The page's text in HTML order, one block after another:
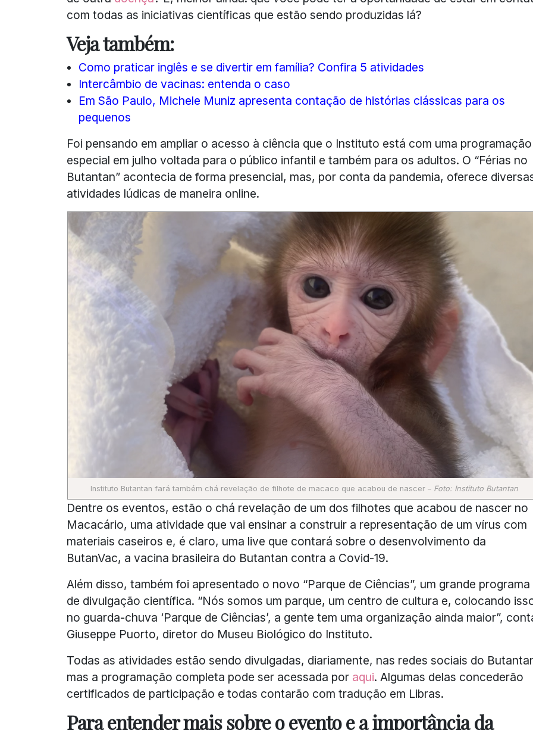
com todas as iniciativas científicas que estão sendo produzidas lá?
Veja também:
Como praticar inglês e se divertir em família? Confira 5 atividades
Intercâmbio de vacinas: entenda o caso
Em São Paulo, Michele Muniz apresenta contação de histórias clássicas para os
pequenos
Foi pensando em ampliar o acesso à ciência que o Instituto está com uma programação
especial em julho voltada para o público infantil e também para os adultos. O “Férias no
Butantan” acontecia de forma presencial, mas, por conta da pandemia, oferece
atividades lúdicas de maneira online.
Instituto Butantan fará também chá revelação de filhote de macaco que acabou de nascer – Foto: Instituto Butantan
Dentre os eventos, estão o chá revelação de um dos filhotes que acabou de nascer no
Macacário, uma atividade que vai ensinar a construir a representação de um vírus com
materiais caseiros e, é claro, uma live que contará sobre o desenvolvimento da
ButanVac, a vacina brasileira do Butantan contra a Covid-19.
Além disso, também foi apresentado o novo “Parque de Ciências”, um grande programa
de divulgação científica. “Nós somos um parque, um centro de cultura e, colocando
no guarda-chuva ‘Parque de Ciências’, a gente tem uma organização ainda maior”,
Giuseppe Puorto, diretor do Museu Biológico do Instituto.
Todas as atividades estão sendo divulgadas, diariamente, nas redes sociais do
mas a programação completa pode ser acessada por aqui. Algumas delas concederão
certificados de participação e todas contarão com tradução em Libras.
Para entender mais sobre o evento e a importância da